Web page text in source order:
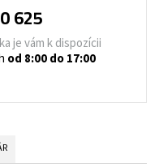
625
je vám k dispozícii
od 8:00 do 17:00